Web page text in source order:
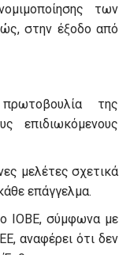
των
στην έξοδο από
της
επιδιωκόμενους
μελέτες σχετικά
επάγγελμα.
ΙΟΒΕ, σύμφωνα με
αναφέρει ότι δεν